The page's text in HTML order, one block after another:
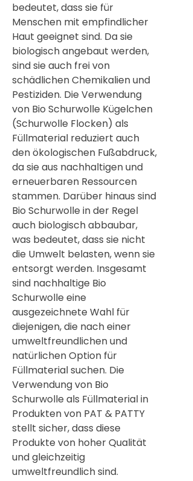
bedeutet, dass sie für
Menschen mit empfindlicher
Haut geeignet sind. Da sie
biologisch angebaut werden,
sind sie auch frei von
schädlichen Chemikalien und
Pestiziden. Die Verwendung
von Bio Schurwolle Kügelchen
(Schurwolle Flocken) als
Füllmaterial reduziert auch
den ökologischen Fußabdruck,
da sie aus nachhaltigen und
erneuerbaren Ressourcen
stammen. Darüber hinaus sind
Bio Schurwolle in der Regel
auch biologisch abbaubar,
was bedeutet, dass sie nicht
die Umwelt belasten, wenn sie
entsorgt werden. Insgesamt
sind nachhaltige Bio
Schurwolle eine
ausgezeichnete Wahl für
diejenigen, die nach einer
umweltfreundlichen und
natürlichen Option für
Füllmaterial suchen. Die
Verwendung von Bio
Schurwolle als Füllmaterial in
Produkten von PAT & PATTY
stellt sicher, dass diese
Produkte von hoher Qualität
und gleichzeitig
umweltfreundlich sind.